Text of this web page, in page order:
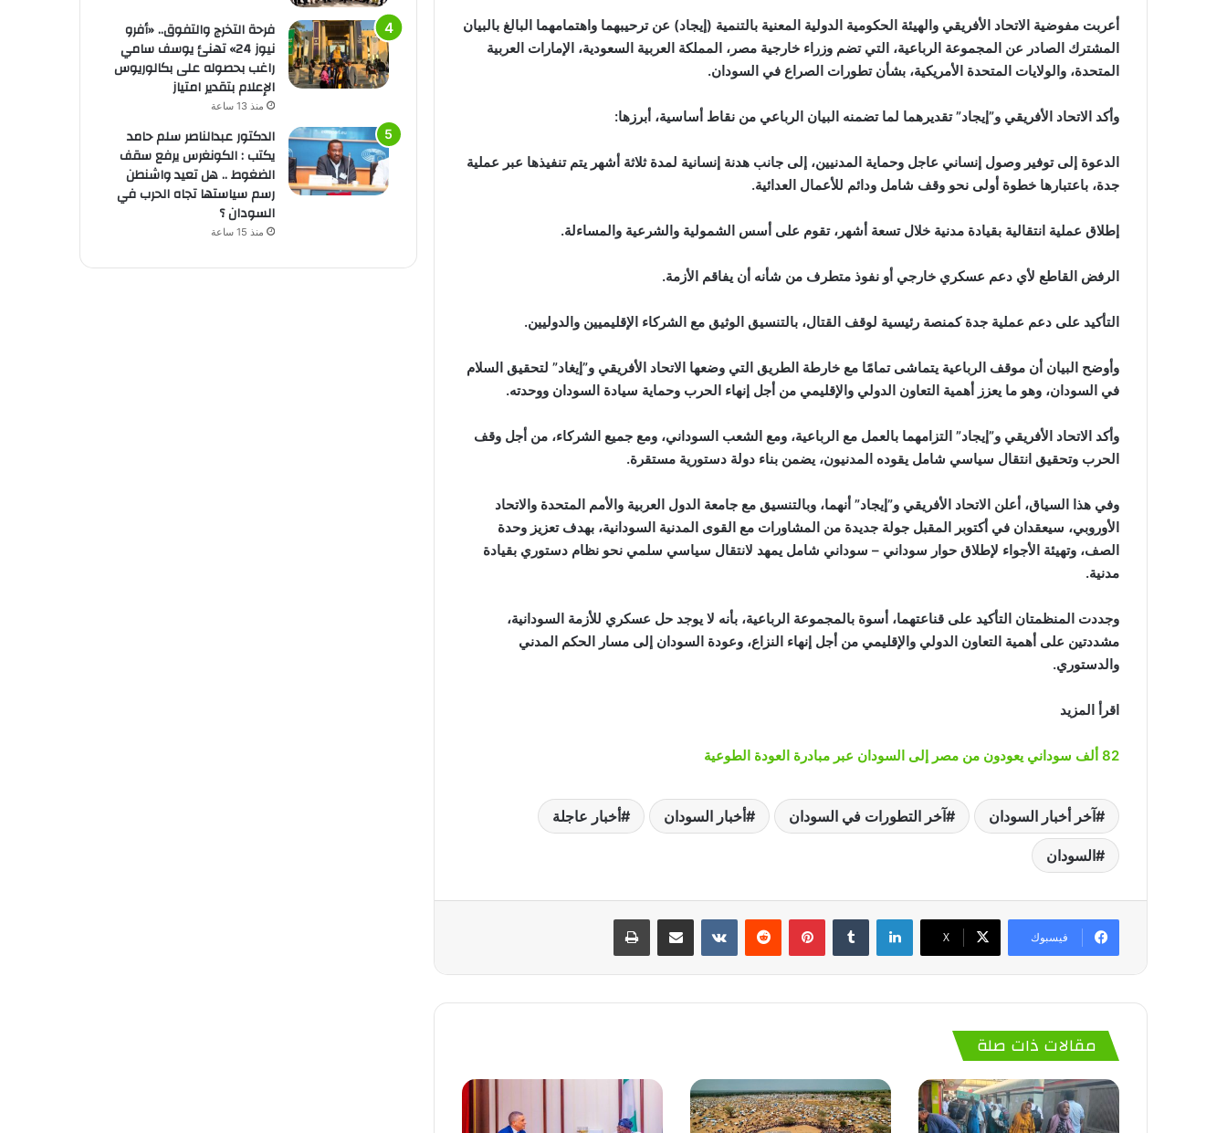
أعربت مفوضية الاتحاد الأفريقي والهيئة الحكومية الدولية المعنية بالتنمية (إيجاد) عن ترحيبهما واهتمامهما البالغ بالبيان
المشترك الصادر عن المجموعة الرباعية، التي تضم وزراء خارجية مصر، المملكة العربية السعودية، الإمارات العربية
المتحدة، والولايات المتحدة الأمريكية، بشأن تطورات الصراع في السودان.
وأكد الاتحاد الأفريقي و”إيجاد” تقديرهما لما تضمنه البيان الرباعي من نقاط أساسية، أبرزها:
الدعوة إلى توفير وصول إنساني عاجل وحماية المدنيين، إلى جانب هدنة إنسانية لمدة ثلاثة أشهر يتم تنفيذها عبر عملية
جدة، باعتبارها خطوة أولى نحو وقف شامل ودائم للأعمال العدائية.
إطلاق عملية انتقالية بقيادة مدنية خلال تسعة أشهر، تقوم على أسس الشمولية والشرعية والمساءلة.
الرفض القاطع لأي دعم عسكري خارجي أو نفوذ متطرف من شأنه أن يفاقم الأزمة.
التأكيد على دعم عملية جدة كمنصة رئيسية لوقف القتال، بالتنسيق الوثيق مع الشركاء الإقليميين والدوليين.
وأوضح البيان أن موقف الرباعية يتماشى تمامًا مع خارطة الطريق التي وضعها الاتحاد الأفريقي و”إيغاد” لتحقيق السلام
في السودان، وهو ما يعزز أهمية التعاون الدولي والإقليمي من أجل إنهاء الحرب وحماية سيادة السودان ووحدته.
وأكد الاتحاد الأفريقي و”إيجاد” التزامهما بالعمل مع الرباعية، ومع الشعب السوداني، ومع جميع الشركاء، من أجل وقف
الحرب وتحقيق انتقال سياسي شامل يقوده المدنيون، يضمن بناء دولة دستورية مستقرة.
وفي هذا السياق، أعلن الاتحاد الأفريقي و”إيجاد” أنهما، وبالتنسيق مع جامعة الدول العربية والأمم المتحدة والاتحاد
الأوروبي، سيعقدان في أكتوبر المقبل جولة جديدة من المشاورات مع القوى المدنية السودانية، بهدف تعزيز وحدة
الصف، وتهيئة الأجواء لإطلاق حوار سوداني – سوداني شامل يمهد لانتقال سياسي سلمي نحو نظام دستوري بقيادة
مدنية.
وجددت المنظمتان التأكيد على قناعتهما، أسوة بالمجموعة الرباعية، بأنه لا يوجد حل عسكري للأزمة السودانية،
مشددتين على أهمية التعاون الدولي والإقليمي من أجل إنهاء النزاع، وعودة السودان إلى مسار الحكم المدني
والدستوري.
اقرأ المزيد
82 ألف سوداني يعودون من مصر إلى السودان عبر مبادرة العودة الطوعية
آخر أخبار السودان آخر التطورات في السودان أخبار السودان أخبار عاجلة
السودان
فيسبوك ‫X
لينكدإن بينتيريست
مقالات ذات صلة
فرحة التخرج والتفوق.. «أفرو
نيوز 24» تهنئ يوسف سامي
راغب بحصوله على بكالوريوس
الإعلام بتقدير امتياز
منذ 13 ساعة
الدكتور عبدالناصر سلم حامد
يكتب : الكونغرس يرفع سقف
الضغوط .. هل تعيد واشنطن
رسم سياستها تجاه الحرب في
السودان ؟
منذ 15 ساعة